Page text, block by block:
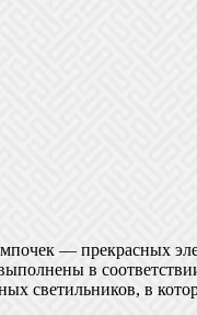
— прекрасных
в
светильников, в